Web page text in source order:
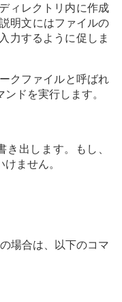
ィレクトリ内に作成
明文にはファイルの
力するように促しま
クファイルと呼ばれ
ドを実行します。
き出します。もし、
ません。
場合は、以下のコマ